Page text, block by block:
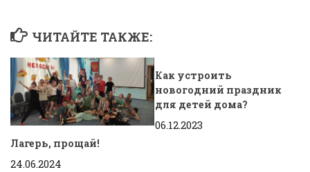
ЧИТАЙТЕ ТАКЖЕ:
Лагерь, прощай!
24.06.2024
Как устроить
новогодний праздник
для детей дома?
06.12.2023